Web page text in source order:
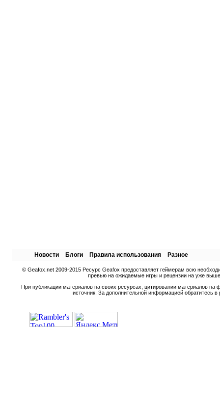
Новости Блоги Правила использования Разное
© Geafox.net 2009-2015 Ресурс Geafox предоставляет геймерам всю
превью на ожидаемые игры и рецензии на уже
При публикации материалов на своих ресурсах, цитировании материалов
источник. За дополнительной информацией обратитесь